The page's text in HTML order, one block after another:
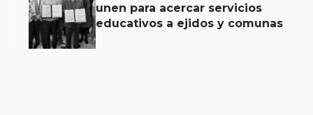
unen para acercar servicios
educativos a ejidos y comunas